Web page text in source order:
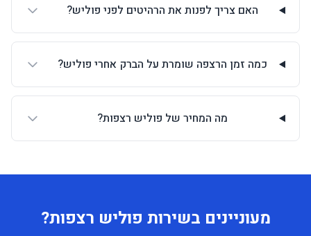
האם צריך לפנות את הרהיטים לפני פוליש?
כמה זמן הרצפה שומרת על הברק אחרי פוליש?
מה המחיר של פוליש רצפות?
מעוניינים בשירות פוליש רצפות?